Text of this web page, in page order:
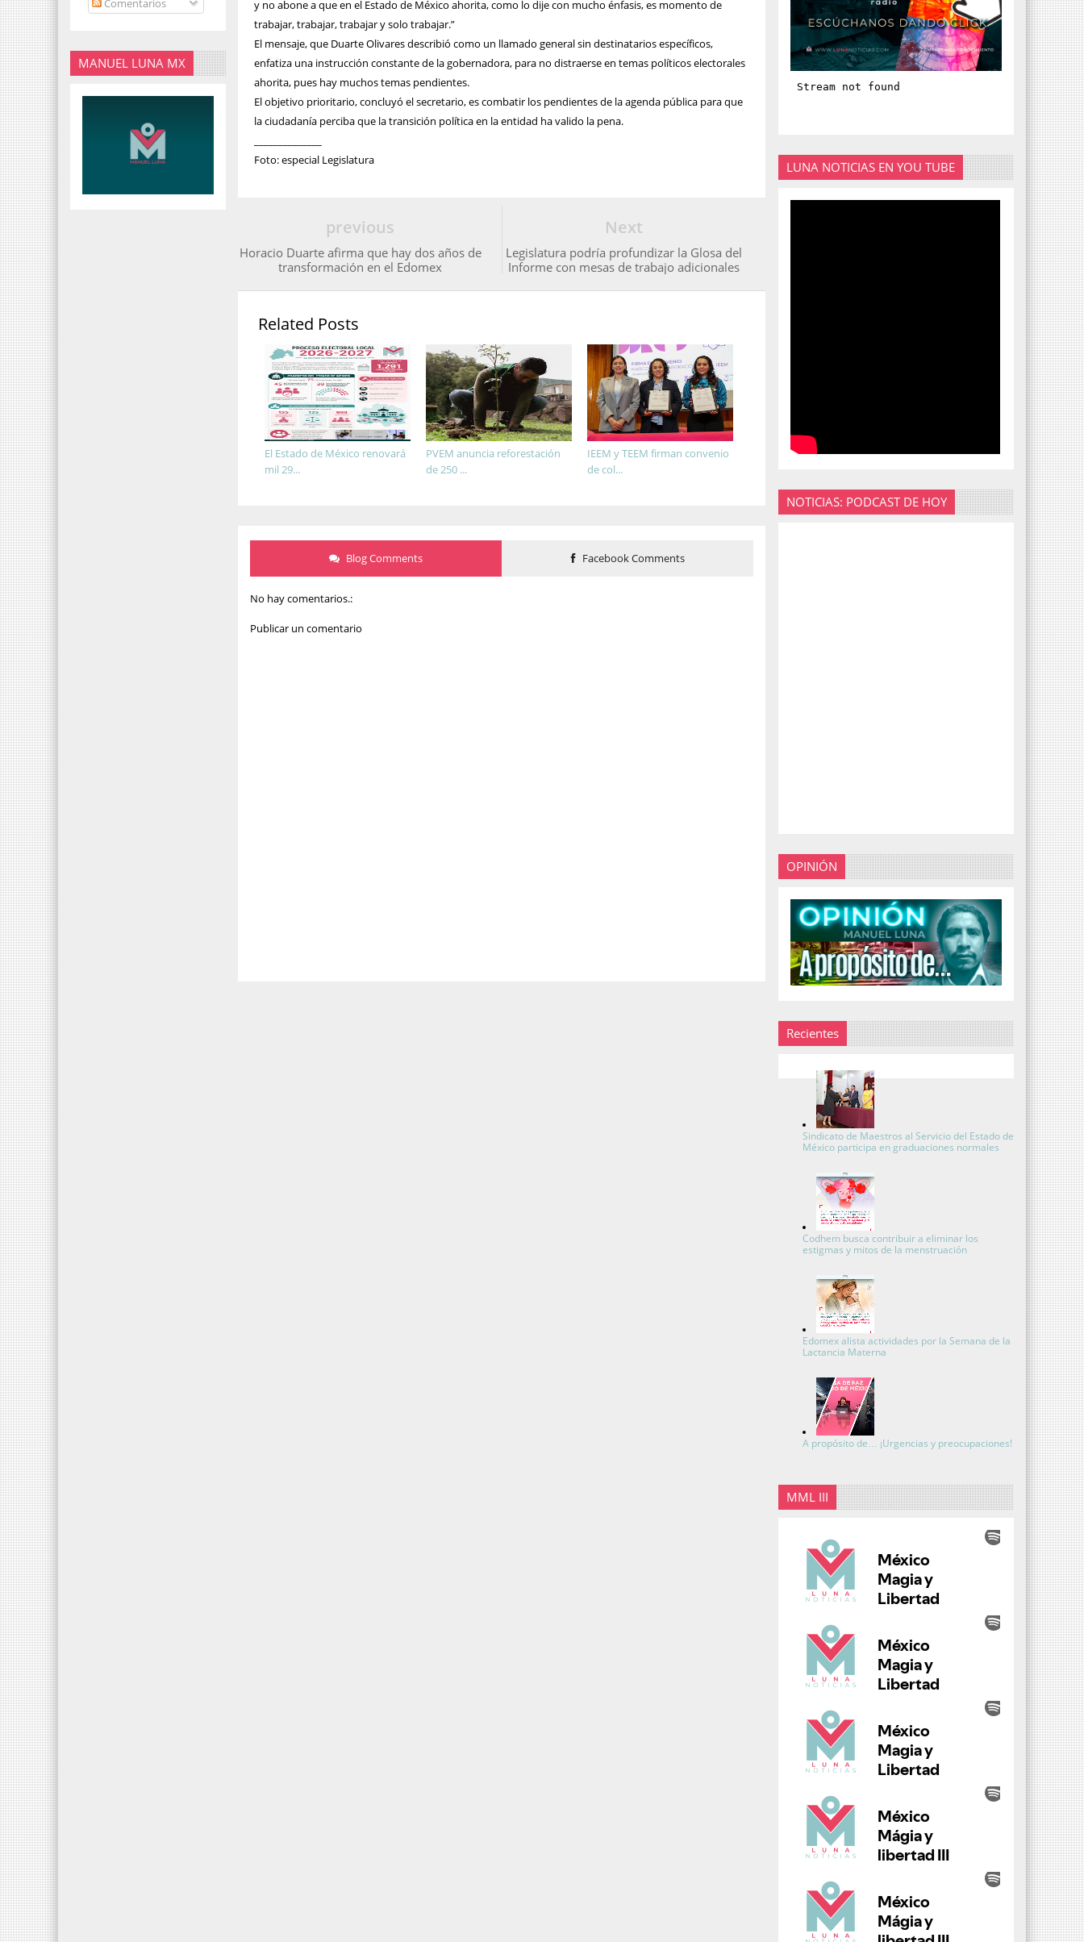
MANUEL LUNA MX
y no abone a que en el Estado de México ahorita, como lo dije con mucho énfasis, es momento de
trabajar, trabajar, trabajar y solo trabajar.”
El mensaje, que Duarte Olivares describió como un llamado general sin destinatarios específicos,
enfatiza una instrucción constante de la gobernadora, para no distraerse en temas políticos electorales
ahorita, pues hay muchos temas pendientes.
El objetivo prioritario, concluyó el secretario, es combatir los pendientes de la agenda pública para que
la ciudadanía perciba que la transición política en la entidad ha valido la pena.
Foto: especial Legislatura
Next
Legislatura podría profundizar la Glosa del
Informe con mesas de trabajo adicionales
previous
Horacio Duarte afirma que hay dos años de
transformación en el Edomex
Related Posts
IEEM y TEEM firman convenio
de col...
PVEM anuncia reforestación
de 250 ...
El Estado de México renovará
mil 29...
Blog Comments Facebook Comments
No hay comentarios.:
Publicar un comentario
LUNA NOTICIAS EN YOU TUBE
NOTICIAS: PODCAST DE HOY
OPINIÓN
Recientes
Sindicato de Maestros al Servicio del Estado de
México participa en graduaciones normales
Codhem busca contribuir a eliminar los
estigmas y mitos de la menstruación
Edomex alista actividades por la Semana de la
Lactancia Materna
A propósito de… ¡Urgencias y preocupaciones!
MML III